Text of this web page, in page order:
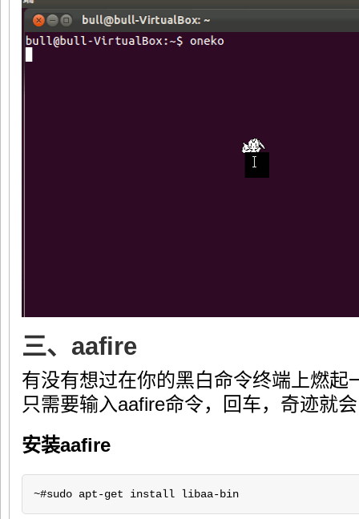
三、aafire
有没有想过在你的黑白命令终端上燃起
只需要输入aafire命令，回车，奇迹就
安装aafire
~#sudo apt-get install libaa-bin